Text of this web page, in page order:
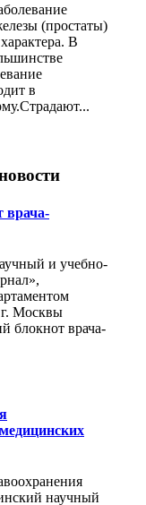
(простаты)
В
в
врача-
и учебно-
г. Москвы
блокнот врача-
научный